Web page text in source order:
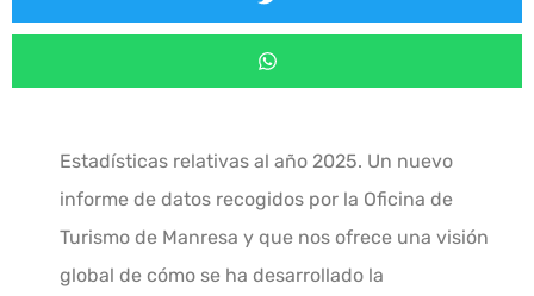
Estadísticas relativas al año 2025. Un nuevo
informe de datos recogidos por la Oficina de
Turismo de Manresa y que nos ofrece una visión
global de cómo se ha desarrollado la